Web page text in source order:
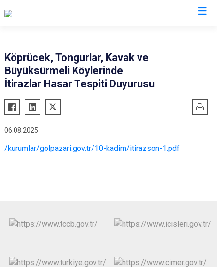
Bozüyük
İnhisar
Söğüt
Köprücek, Tongurlar, Kavak ve
Büyüksürmeli Köylerinde
İtirazlar Hasar Tespiti Duyurusu
06.08.2025
/kurumlar/golpazari.gov.tr/10-kadim/itirazson-1.pdf